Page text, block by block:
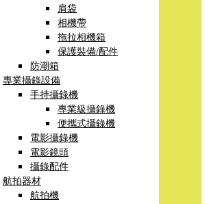
肩袋
相機帶
拖拉相機箱
保護裝備/配件
防潮箱
專業攝錄設備
手持攝錄機
專業級攝錄機
便攜式攝錄機
電影攝錄機
電影鏡頭
攝錄配件
航拍器材
航拍機